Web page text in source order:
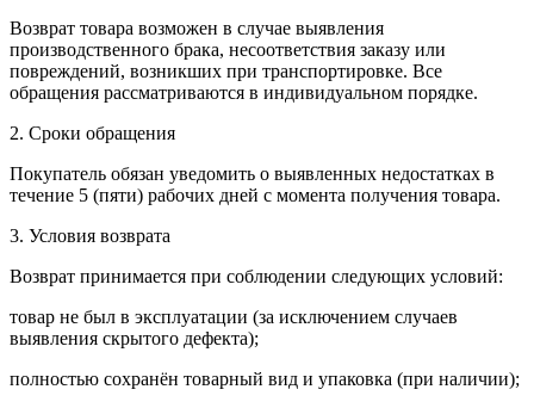
Возврат товара возможен в случае выявления
производственного брака, несоответствия заказу или
повреждений, возникших при транспортировке. Все
обращения рассматриваются в индивидуальном порядке.
2. Сроки обращения
Покупатель обязан уведомить о выявленных недостатках в
течение 5 (пяти) рабочих дней с момента получения товара.
3. Условия возврата
Возврат принимается при соблюдении следующих условий:
товар не был в эксплуатации (за исключением случаев
выявления скрытого дефекта);
полностью сохранён товарный вид и упаковка (при наличии);